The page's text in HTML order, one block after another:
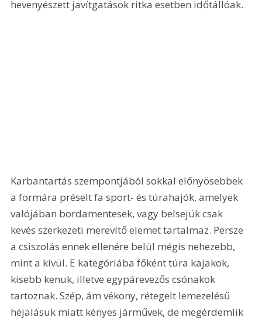
hevenyészett javítgatások ritka esetben időtállóak.
Karbantartás szempontjából sokkal előnyösebbek
a formára préselt fa sport- és túrahajók, amelyek
valójában bordamentesek, vagy belsejük csak
kevés szerkezeti merevítő elemet tartalmaz. Persze
a csiszolás ennek ellenére belül mégis nehezebb,
mint a kívül. E kategóriába főként túra kajakok,
kisebb kenuk, illetve egypárevezős csónakok
tartoznak. Szép, ám vékony, rétegelt lemezelésű
héjalásuk miatt kényes járművek, de megérdemlik